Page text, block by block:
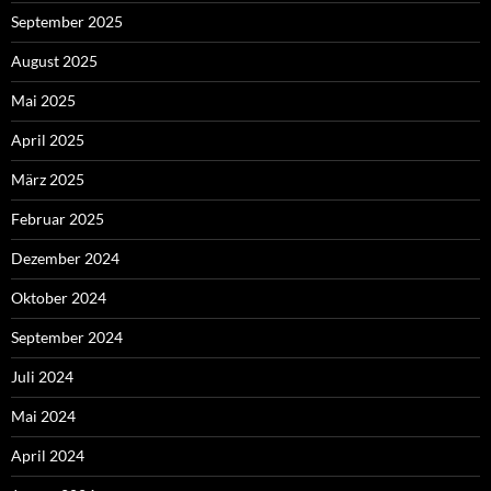
September 2025
August 2025
Mai 2025
April 2025
März 2025
Februar 2025
Dezember 2024
Oktober 2024
September 2024
Juli 2024
Mai 2024
April 2024